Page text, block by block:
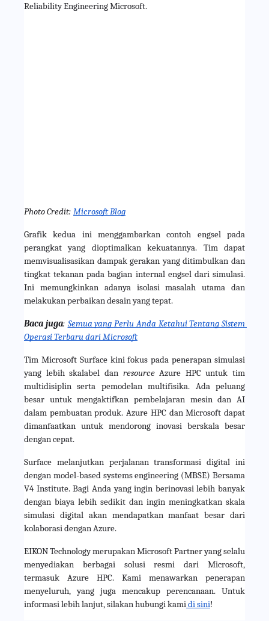
Reliability Engineering Microsoft.
Photo Credit: Microsoft Blog
Grafik kedua ini menggambarkan contoh engsel pada
perangkat yang dioptimalkan kekuatannya. Tim dapat
memvisualisasikan dampak gerakan yang ditimbulkan dan
tingkat tekanan pada bagian internal engsel dari simulasi.
Ini memungkinkan adanya isolasi masalah utama dan
melakukan perbaikan desain yang tepat.
Baca juga: Semua yang Perlu Anda Ketahui Tentang Sistem
Operasi Terbaru dari Microsoft
Tim Microsoft Surface kini fokus pada penerapan simulasi
yang lebih skalabel dan resource Azure HPC untuk tim
multidisiplin serta pemodelan multifisika. Ada peluang
besar untuk mengaktifkan pembelajaran mesin dan AI
dalam pembuatan produk. Azure HPC dan Microsoft dapat
dimanfaatkan untuk mendorong inovasi berskala besar
dengan cepat.
Surface melanjutkan perjalanan transformasi digital ini
dengan model-based systems engineering (MBSE) Bersama
V4 Institute. Bagi Anda yang ingin berinovasi lebih banyak
dengan biaya lebih sedikit dan ingin meningkatkan skala
simulasi digital akan mendapatkan manfaat besar dari
kolaborasi dengan Azure.
EIKON Technology merupakan Microsoft Partner yang selalu
menyediakan berbagai solusi resmi dari Microsoft,
termasuk Azure HPC. Kami menawarkan penerapan
menyeluruh, yang juga mencakup perencanaan. Untuk
informasi lebih lanjut, silakan hubungi kami di sini!